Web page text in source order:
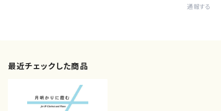
通報する
最近チェックした商品